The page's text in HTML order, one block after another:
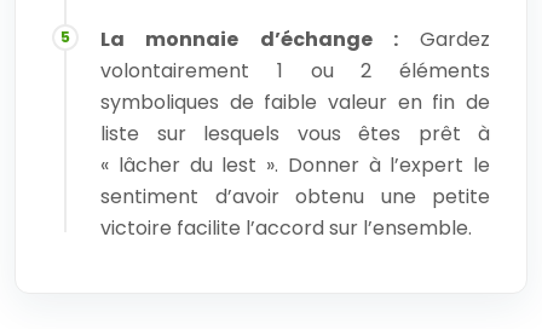
La monnaie d’échange :Gardez
volontairement 1 ou 2 éléments
symboliques de faible valeur en fin de
liste sur lesquels vous êtes prêt à
« lâcher du lest ». Donner à l’expert le
sentiment d’avoir obtenu une petite
victoire facilite l’accord sur l’ensemble.